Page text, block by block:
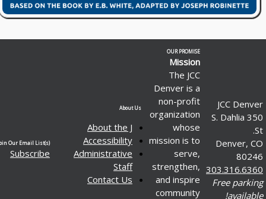
350
Denver is a
non-profit
organization
mission is to
serve,
strengthen,
and inspire
community
About Us
About the J
Accessibility
Administrative
Staff
Contact Us
Join Our Email List(s)
Subscribe